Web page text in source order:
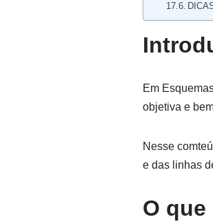
Em
objetiva e
Nesse
e das linhas
O